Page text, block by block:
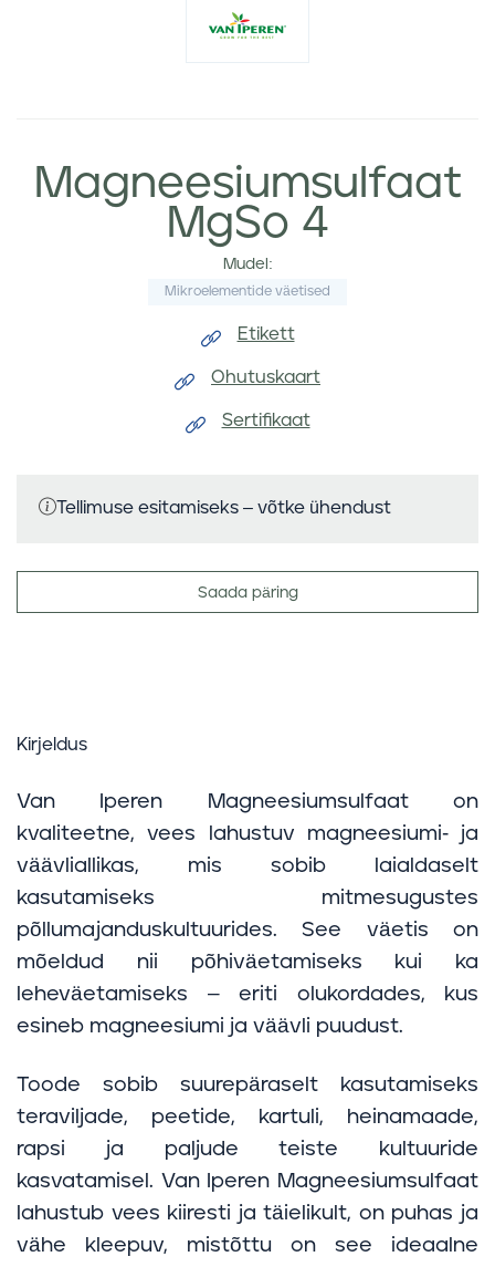
Magneesiumsulfaat
MgSo 4
Mudel:
Mikroelementide väetised
Etikett
Ohutuskaart
Sertifikaat
Tellimuse esitamiseks – võtke ühendust
Saada päring
Kirjeldus
Van Iperen Magneesiumsulfaat on
kvaliteetne, vees lahustuv magneesiumi- ja
väävliallikas, mis sobib laialdaselt
kasutamiseks mitmesugustes
põllumajanduskultuurides. See väetis on
mõeldud nii põhiväetamiseks kui ka
leheväetamiseks – eriti olukordades, kus
esineb magneesiumi ja väävli puudust.
Toode sobib suurepäraselt kasutamiseks
teraviljade, peetide, kartuli, heinamaade,
rapsi ja paljude teiste kultuuride
kasvatamisel. Van Iperen Magneesiumsulfaat
lahustub vees kiiresti ja täielikult, on puhas ja
vähe kleepuv, mistõttu on see ideaalne